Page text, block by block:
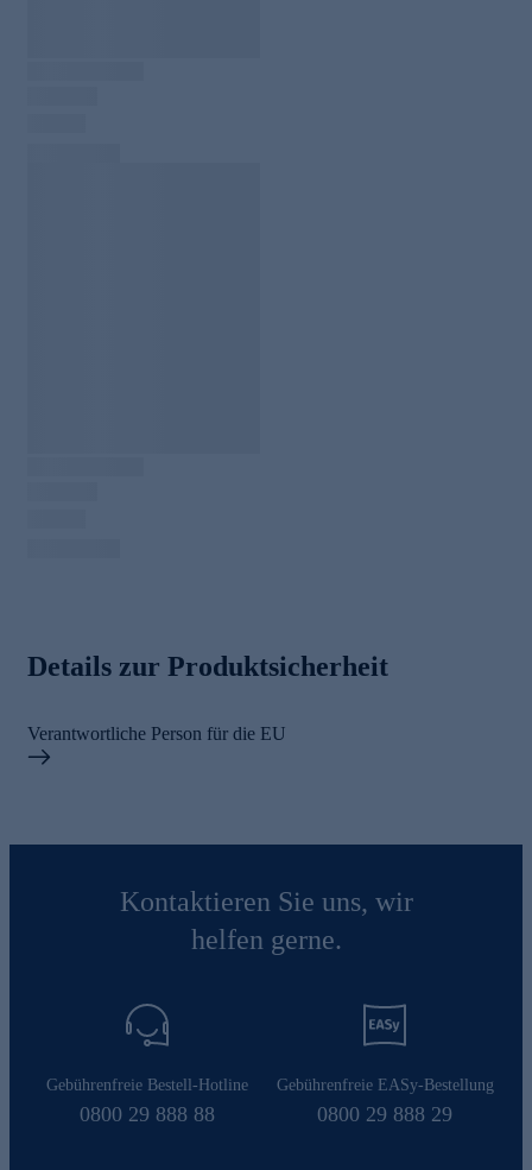
Details zur Produktsicherheit
Verantwortliche Person für die EU
Kontaktieren Sie uns, wir
helfen gerne.
Gebührenfreie Bestell-Hotline
0800 29 888 88
Gebührenfreie EASy-Bestellung
0800 29 888 29